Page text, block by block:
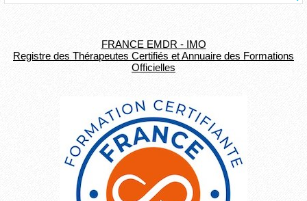
FRANCE EMDR - IMO
Registre des Thérapeutes Certifiés et Annuaire des Formations
Officielles